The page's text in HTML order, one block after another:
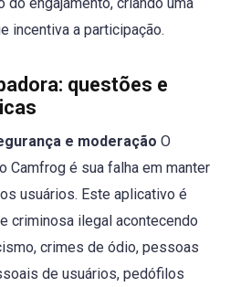
incentiva a participação.
questões e
e moderação O
Camfrog é sua falha em manter
usuários. Este aplicativo é
criminosa ilegal acontecendo
crimes de ódio, pessoas
de usuários, pedófilos